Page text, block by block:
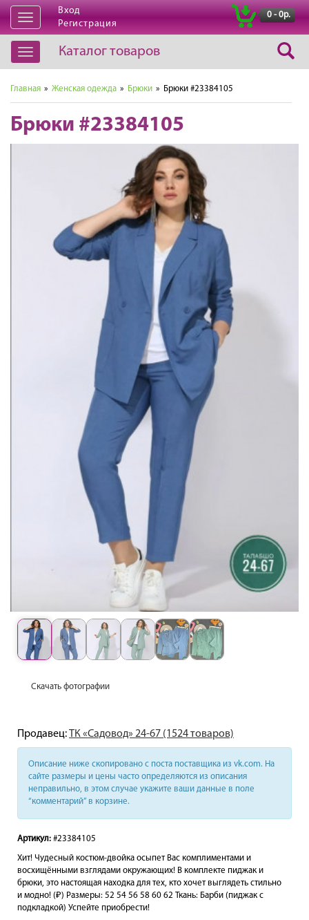
Открыть
навигацию
Вход
Регистрация
0 - 0р.
Открыть
навигацию
Каталог товаров
Главная » Женская одежда » Брюки » Брюки #23384105
Брюки #23384105
Скачать фотографии
Продавец:ТК «Садовод» 24-67 (1524 товаров)
Описание ниже скопировано с поста поставщика из vk.com. На
сайте размеры и цены часто определяются из описания
неправильно, в этом случае укажите ваши данные в поле
“комментарий” в корзине.
Артикул: #23384105
Хит! Чудесный костюм-двойка осыпет Вас комплиментами и
восхищёнными взглядами окружающих! В комплекте пиджак и
брюки, это настоящая находка для тех, кто хочет выглядеть стильно
и модно! (₽) Размеры: 52 54 56 58 60 62 Ткань: Барби (пиджак с
подкладкой) Успейте приобрести!